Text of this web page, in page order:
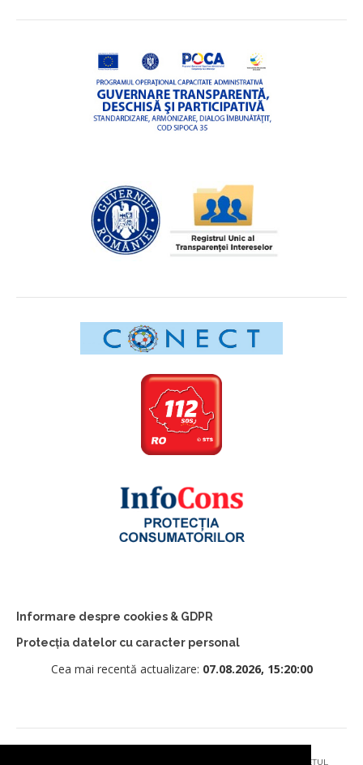
Informare despre cookies & GDPR
Protecția datelor cu caracter personal
Cea mai recentă actualizare: 07.08.2026, 15:20:00
© 2026 - PRIMĂRIA MUNICIPIULUI CÂMPULUNG MOLDOVENESC, JUDEȚUL